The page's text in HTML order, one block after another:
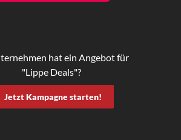
hat ein Angebot für
"Lippe Deals"?
Jetzt Kampagne starten!